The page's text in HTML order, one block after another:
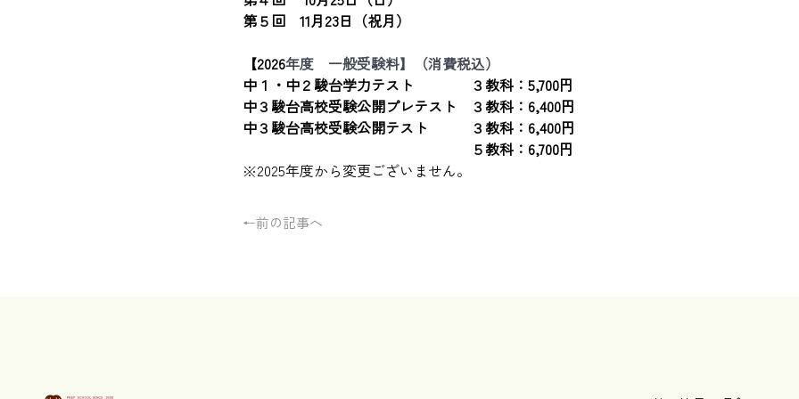
第５回    11月23日（祝月）
【2026年度　一般受験料】（消費税込）
中１・中２駿台学力テスト　　　　３教科：5,700円
中３駿台高校受験公開プレテスト　３教科：6,400円
中３駿台高校受験公開テスト　　　３教科：6,400円
５教科：6,700円
※2025年度から変更ございません。
←前の記事へ